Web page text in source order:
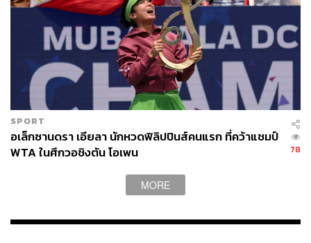
SPORT
อเล็กซานดรา เอียลา นักหวดฟิลิปปินส์คนแรก ที่คว้าแชมป์
WTA ในศึกวอชิงตัน โอเพน
78
MORE